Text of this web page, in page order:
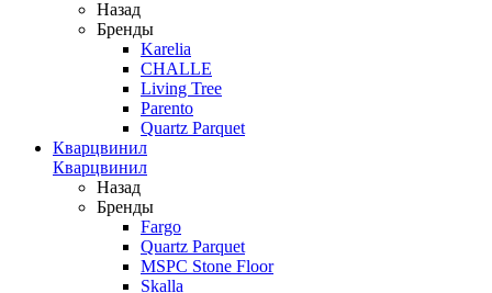
Назад
Бренды
Karelia
CHALLE
Living Tree
Parento
Quartz Parquet
Кварцвинил
Кварцвинил
Назад
Бренды
Fargo
Quartz Parquet
MSPC Stone Floor
Skalla